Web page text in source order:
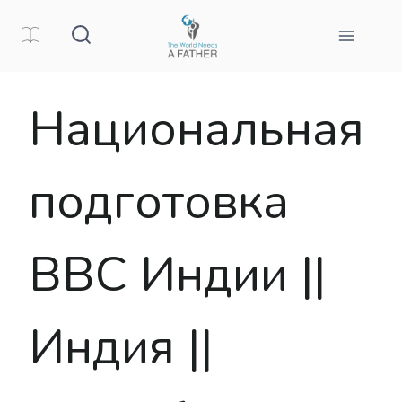
Национальная
подготовка
ВВС Индии ||
Индия ||